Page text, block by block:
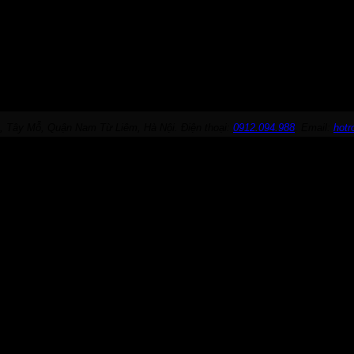
Mỗ, Quận Nam Từ Liêm, Hà Nội. Điện thoại: 0912.094.988